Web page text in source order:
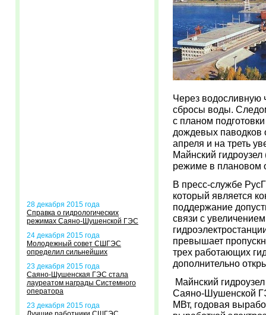
28 декабря 2015 года
Справка о гидрологических
режимах Саяно-Шушенской ГЭС
24 декабря 2015 года
Молодежный совет СШГЭС
определил сильнейших
23 декабря 2015 года
Саяно-Шушенская ГЭС стала
лауреатом награды Системного
оператора
23 декабря 2015 года
Через водосливную
сбросы воды.
с планом
дождевых паводков
апреля и на треть
Майнский
режиме в плановом
В пресс-службе
который является
поддержание
связи с
превышает
трех работающих
дополнительно
Майнский
Саяно-Шушенской
МВт, годовая